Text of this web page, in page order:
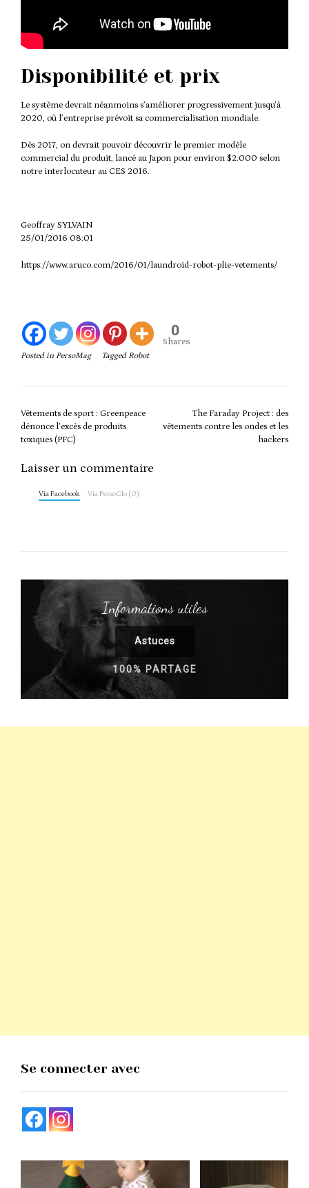
Disponibilité et prix
Le système devrait néanmoins s’améliorer progressivement jusqu’à
2020, où l’entreprise prévoit sa commercialisation mondiale.
Dès 2017, on devrait pouvoir découvrir le premier modèle
commercial du produit, lancé au Japon pour environ $2.000 selon
notre interlocuteur au CES 2016.
Geoffray SYLVAIN
25/01/2016 08:01
https://www.aruco.com/2016/01/laundroid-robot-plie-vetements/
0
Shares
Posted in PersoMag Tagged Robot
Post
navigation
Vêtements de sport : Greenpeace
dénonce l’excès de produits
toxiques (PFC)
The Faraday Project : des
vêtements contre les ondes et les
hackers
Laisser un commentaire
Via Facebook Via PersoClo (0)
Informations utiles
Astuces
100% PARTAGE
Se connecter avec